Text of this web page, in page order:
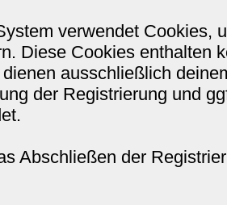
verwendet Cookies,
Diese Cookies enthalten
ausschließlich
der Registrierung und
Abschließen der